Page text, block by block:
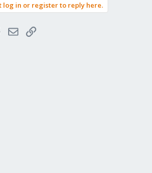
log in or register to reply here.
RedditEmailLink